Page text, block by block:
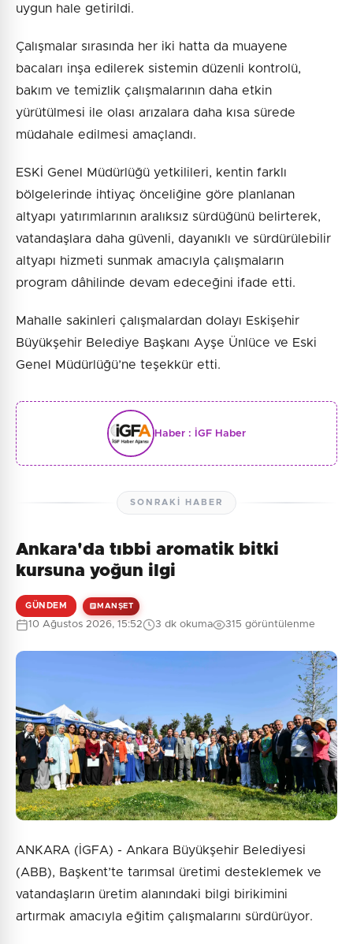
uygun hale getirildi.
Çalışmalar sırasında her iki hatta da muayene
bacaları inşa edilerek sistemin düzenli kontrolü,
bakım ve temizlik çalışmalarının daha etkin
yürütülmesi ile olası arızalara daha kısa sürede
müdahale edilmesi amaçlandı.
ESKİ Genel Müdürlüğü yetkilileri, kentin farklı
bölgelerinde ihtiyaç önceliğine göre planlanan
altyapı yatırımlarının aralıksız sürdüğünü belirterek,
vatandaşlara daha güvenli, dayanıklı ve sürdürülebilir
altyapı hizmeti sunmak amacıyla çalışmaların
program dâhilinde devam edeceğini ifade etti.
Mahalle sakinleri çalışmalardan dolayı Eskişehir
Büyükşehir Belediye Başkanı Ayşe Ünlüce ve Eski
Genel Müdürlüğü’ne teşekkür etti.
Haber : İGF Haber
SONRAKI HABER
Ankara'da tıbbi aromatik bitki
kursuna yoğun ilgi
GÜNDEM MANŞET
10 Ağustos 2026, 15:52 3 dk okuma 315 görüntülenme
ANKARA (İGFA) - Ankara Büyükşehir Belediyesi
(ABB), Başkent’te tarımsal üretimi desteklemek ve
vatandaşların üretim alanındaki bilgi birikimini
artırmak amacıyla eğitim çalışmalarını sürdürüyor.